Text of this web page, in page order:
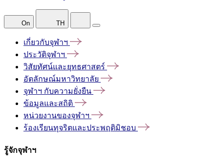
On TH
เกี่ยวกับจุฬาฯ
ประวัติจุฬาฯ
วิสัยทัศน์และยุทธศาสตร์
อัตลักษณ์มหาวิทยาลัย
จุฬาฯ กับความยั่งยืน
ข้อมูลและสถิติ
หน่วยงานของจุฬาฯ
ร้องเรียนทุจริตและประพฤติมิชอบ
รู้จักจุฬาฯ